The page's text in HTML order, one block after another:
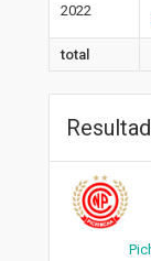
2022
total